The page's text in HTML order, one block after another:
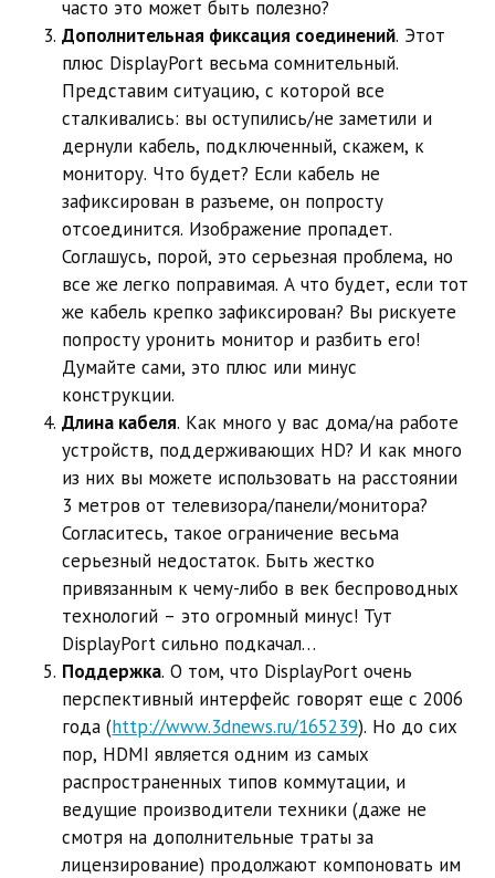
часто это может быть полезно?
Дополнительная фиксация соединений. Этот
плюс DisplayPort весьма сомнительный.
Представим ситуацию, с которой все
сталкивались: вы оступились/не заметили и
дернули кабель, подключенный, скажем, к
монитору. Что будет? Если кабель не
зафиксирован в разъеме, он попросту
отсоединится. Изображение пропадет.
Соглашусь, порой, это серьезная проблема, но
все же легко поправимая. А что будет, если тот
же кабель крепко зафиксирован? Вы рискуете
попросту уронить монитор и разбить его!
Думайте сами, это плюс или минус
конструкции.
Длина кабеля. Как много у вас дома/на работе
устройств, поддерживающих HD? И как много
из них вы можете использовать на расстоянии
3 метров от телевизора/панели/монитора?
Согласитесь, такое ограничение весьма
серьезный недостаток. Быть жестко
привязанным к чему-либо в век беспроводных
технологий – это огромный минус! Тут
DisplayPort сильно подкачал…
Поддержка. О том, что DisplayPort очень
перспективный интерфейс говорят еще с 2006
года (http://www.3dnews.ru/165239). Но до сих
пор, HDMI является одним из самых
распространенных типов коммутации, и
ведущие производители техники (даже не
смотря на дополнительные траты за
лицензирование) продолжают компоновать им